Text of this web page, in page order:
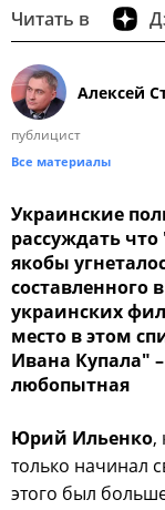
Читать в
Алексей
публицист
Все материалы
Украинские
рассуждать
якобы
составленного
украинских
место в этом
Ивана Купала"
любопытная
Юрий Ильенко,
только начинал
этого был